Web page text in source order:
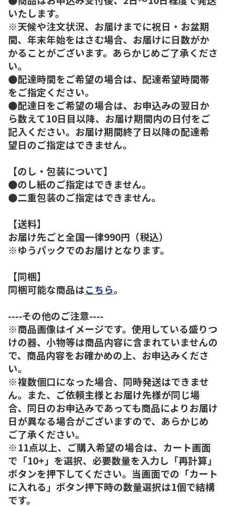
いたします。
※天候や注文状況、お届けまでに祝日・お盆期
間、年末年始をはさむ場合、お届けに日数がか
かることがございます。あらかじめご了承くださ
い。
●配達時間をご希望の場合は、配達希望時間帯
をご指定ください。
●配達日をご希望の場合は、お申込みの翌日か
ら数えて10日目以降、お届け期間内の日付をご
記入ください。お届け期間終了日以降の配達希
望日のご指定はできません。
【のし・包装について】
●のし紙のご指定はできません。
●二重包装のご指定はできません。
【送料】
お届け先ごと全国一律990円（税込）
※ゆうパックでのお届けとなります。
【同梱】
同梱可能な商品はこちら。
----その他のご注意----
※商品画像はイメージです。使用している盛りつ
けの器、小物等は商品内容に含まれていませんの
で、商品内容をお確かめの上、お申込みくださ
い。
※複数個口になった場合、同時発送はできませ
ん。また、ご依頼主様とお届け先様が同じ場
合、同日のお申込みであっても商品によりお届け
日が異なる場合がございますので、あらかじめ
ご了承ください。
※11点以上、ご購入希望の場合は、カート画面
で「10+」を選択、必要数量を入力し「再計算」
ボタンを押下してください。当画面での「カート
に入れる」ボタン押下時の数量選択は1個で結構
です。